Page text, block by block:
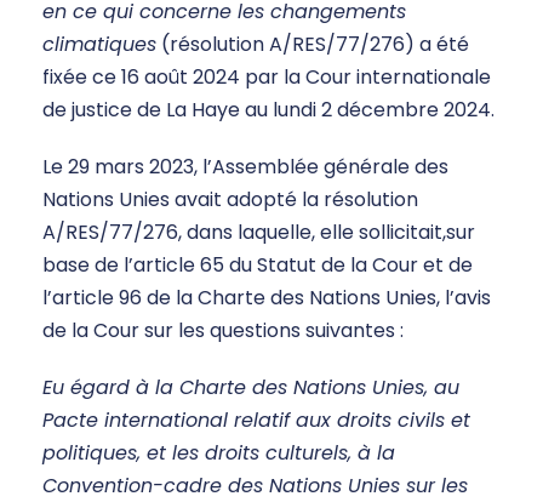
en ce qui concerne les changements
climatiques (résolution A/RES/77/276) a été
fixée ce 16 août 2024 par la Cour internationale
de justice de La Haye au lundi 2 décembre 2024.
Le 29 mars 2023, l’Assemblée générale des
Nations Unies avait adopté la résolution
A/RES/77/276, dans laquelle, elle sollicitait,sur
base de l’article 65 du Statut de la Cour et de
l’article 96 de la Charte des Nations Unies, l’avis
de la Cour sur les questions suivantes :
Eu égard à la Charte des Nations Unies, au
Pacte international relatif aux droits civils et
politiques, et les droits culturels, à la
Convention-cadre des Nations Unies sur les